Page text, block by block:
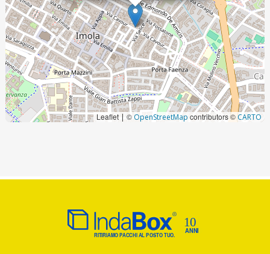
Leaflet | © OpenStreetMap contributors ©CARTO